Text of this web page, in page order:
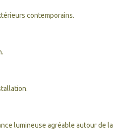
contemporains.
lumineuse agréable autour de la